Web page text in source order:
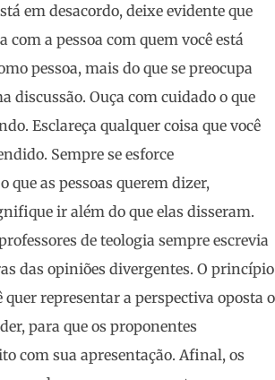
em desacordo, deixe evidente que
com a pessoa com quem você está
pessoa, mais do que se preocupa
discussão. Ouça com cuidado o que
Esclareça qualquer coisa que você
Sempre se esforce
que as pessoas querem dizer,
ir além do que elas disseram.
de teologia sempre escrevia
das opiniões divergentes. O princípio
quer representar a perspectiva oposta o
para que os proponentes
com sua apresentação. Afinal, os